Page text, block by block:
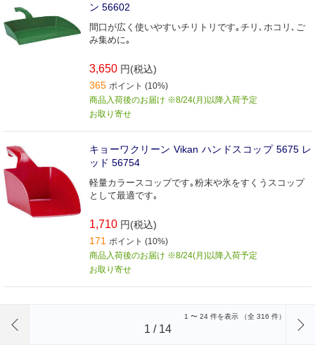
ン 56602
間口が広く使いやすいチリトリです｡チリ､ホコリ､ご
み集めに｡
3,650 円(税込)
365 ポイント (10%)
商品入荷後のお届け ※8/24(月)以降入荷予定
お取り寄せ
キョーワクリーン Vikan ハンドスコップ 5675 レ
ッド 56754
軽量カラースコップです｡粉末や氷をすくうスコップ
として最適です｡
1,710 円(税込)
171 ポイント (10%)
商品入荷後のお届け ※8/24(月)以降入荷予定
お取り寄せ
1 〜 24 件を表示 （全 316 件）
1 / 14